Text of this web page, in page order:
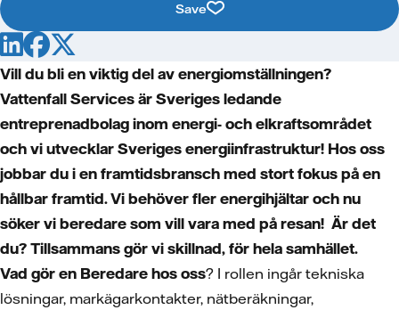
Save
Vill du bli en viktig del av energiomställningen?
Vattenfall Services är Sveriges ledande
entreprenadbolag inom energi- och elkraftsområdet
och vi utvecklar Sveriges energiinfrastruktur! Hos oss
jobbar du i en framtidsbransch med stort fokus på en
hållbar framtid. Vi behöver fler energihjältar och nu
söker vi beredare som vill vara med på resan! Är det
du? Tillsammans gör vi skillnad, för hela samhället.
Vad gör en Beredare hos oss? I rollen ingår tekniska
lösningar, markägarkontakter, nätberäkningar,